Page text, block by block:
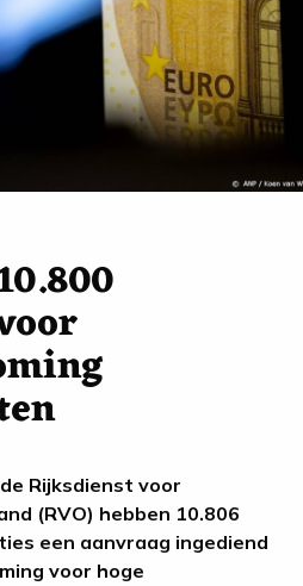
Rijksdienst voor
(RVO) hebben 10.806
een aanvraag ingediend
voor hoge